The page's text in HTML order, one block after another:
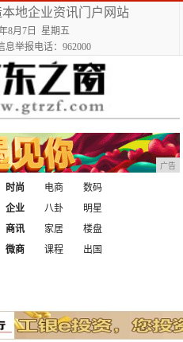
地企业资讯门户网站
8月7日 星期五
息举报电话：962000
广告
时尚 电商
数码
企业
八卦
明星
商讯 家居
楼盘
微商
课程
出国